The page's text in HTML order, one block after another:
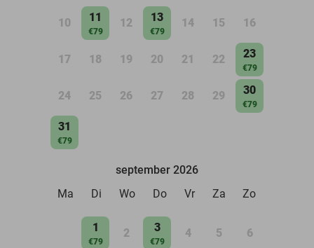
10 11
€79
12 13
€79
14 15 16
17 18 19 20 21 22 23
€79
24 25 26 27 28 29 30
€79
31
€79
september 2026
Ma
Di Wo Do Vr Za Zo
1
€79
2 3
€79
4 5 6